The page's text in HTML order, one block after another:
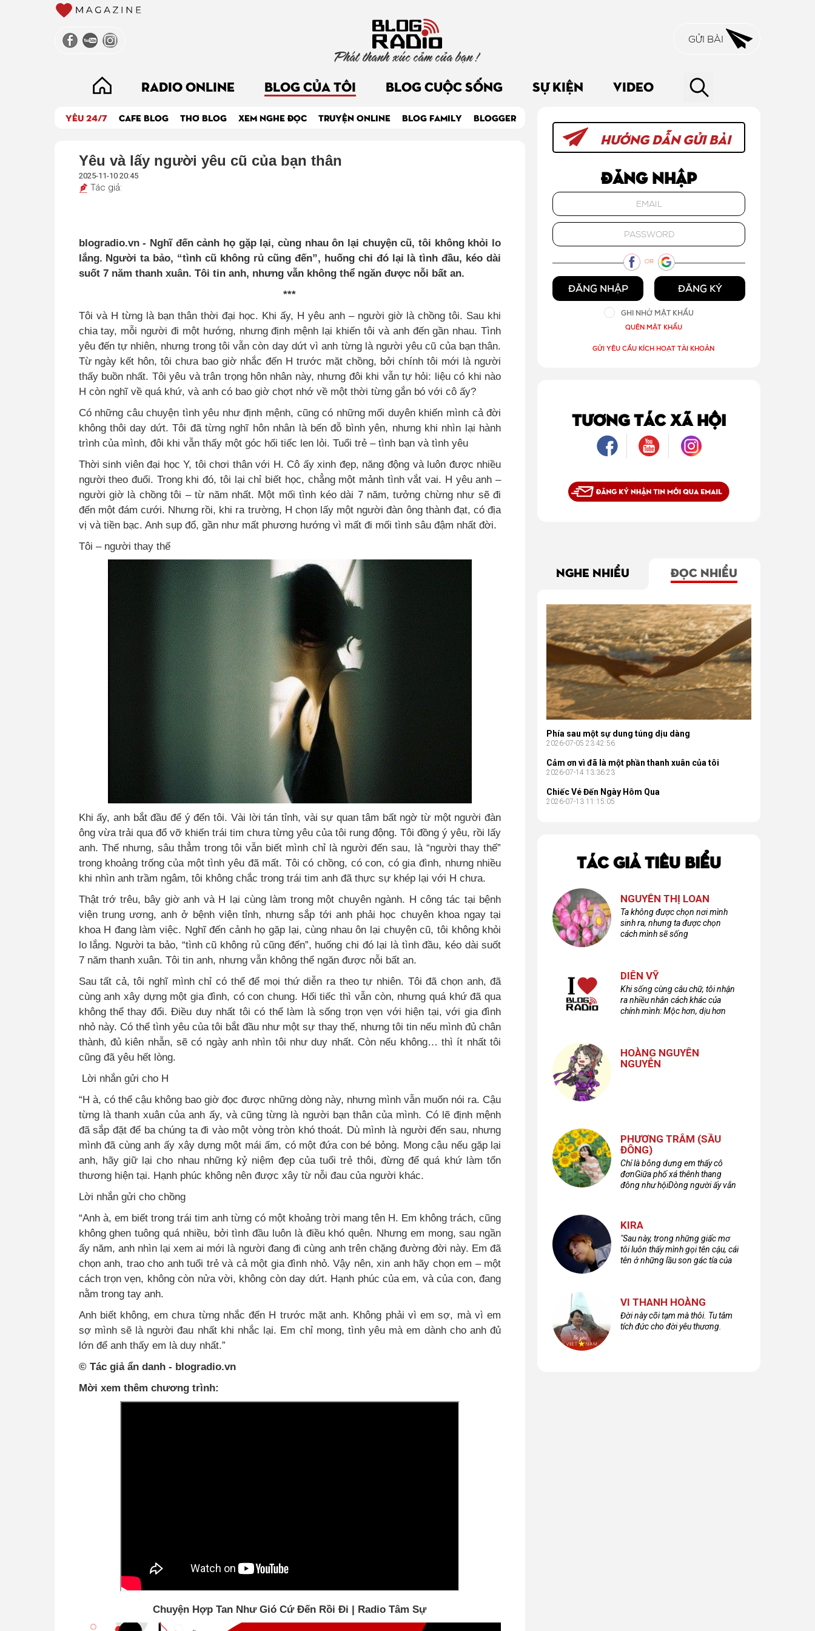
Phát thanh xúc cảm của bạn !
GỬI BÀI
RADIO ONLINE BLOG CỦA TÔI BLOG CUỘC SỐNG SỰ KIỆN VIDEO
YÊU 24/7 CAFE BLOG THƠ BLOG XEM NGHE ĐỌC TRUYỆN ONLINE BLOG FAMILY BLOGGER
Yêu và lấy người yêu cũ của bạn thân
2025-11-10 20:45
Tác giả:
blogradio.vn - Nghĩ đến cảnh họ gặp lại, cùng nhau ôn lại chuyện cũ, tôi không khỏi lo
lắng. Người ta bảo, “tình cũ không rủ cũng đến”, huống chi đó lại là tình đầu, kéo dài
suốt 7 năm thanh xuân. Tôi tin anh, nhưng vẫn không thể ngăn được nỗi bất an.
***
Tôi và H từng là bạn thân thời đại học. Khi ấy, H yêu anh – người giờ là chồng tôi. Sau khi
chia tay, mỗi người đi một hướng, nhưng định mệnh lại khiến tôi và anh đến gần nhau. Tình
yêu đến tự nhiên, nhưng trong tôi vẫn còn day dứt vì anh từng là người yêu cũ của bạn thân.
Từ ngày kết hôn, tôi chưa bao giờ nhắc đến H trước mặt chồng, bởi chính tôi mới là người
thấy buồn nhất. Tôi yêu và trân trọng hôn nhân này, nhưng đôi khi vẫn tự hỏi: liệu có khi nào
H còn nghĩ về quá khứ, và anh có bao giờ chợt nhớ về một thời từng gắn bó với cô ấy?
Có những câu chuyện tình yêu như định mệnh, cũng có những mối duyên khiến mình cả đời
không thôi day dứt. Tôi đã từng nghĩ hôn nhân là bến đỗ bình yên, nhưng khi nhìn lại hành
trình của mình, đôi khi vẫn thấy một góc hối tiếc len lỏi. Tuổi trẻ – tình bạn và tình yêu
Thời sinh viên đại học Y, tôi chơi thân với H. Cô ấy xinh đẹp, năng động và luôn được nhiều
người theo đuổi. Trong khi đó, tôi lại chỉ biết học, chẳng một mảnh tình vắt vai. H yêu anh –
người giờ là chồng tôi – từ năm nhất. Một mối tình kéo dài 7 năm, tưởng chừng như sẽ đi
đến một đám cưới. Nhưng rồi, khi ra trường, H chọn lấy một người đàn ông thành đạt, có địa
vị và tiền bạc. Anh sụp đổ, gần như mất phương hướng vì mất đi mối tình sâu đậm nhất đời.
Tôi – người thay thế
Khi ấy, anh bắt đầu để ý đến tôi. Vài lời tán tỉnh, vài sự quan tâm bất ngờ từ một người đàn
ông vừa trải qua đổ vỡ khiến trái tim chưa từng yêu của tôi rung động. Tôi đồng ý yêu, rồi lấy
anh. Thế nhưng, sâu thẳm trong tôi vẫn biết mình chỉ là người đến sau, là “người thay thế”
trong khoảng trống của một tình yêu đã mất. Tôi có chồng, có con, có gia đình, nhưng nhiều
khi nhìn anh trầm ngâm, tôi không chắc trong trái tim anh đã thực sự khép lại với H chưa.
Thật trớ trêu, bây giờ anh và H lại cùng làm trong một chuyên ngành. H công tác tại bệnh
viện trung ương, anh ở bệnh viện tỉnh, nhưng sắp tới anh phải học chuyên khoa ngay tại
khoa H đang làm việc. Nghĩ đến cảnh họ gặp lại, cùng nhau ôn lại chuyện cũ, tôi không khỏi
lo lắng. Người ta bảo, “tình cũ không rủ cũng đến”, huống chi đó lại là tình đầu, kéo dài suốt
7 năm thanh xuân. Tôi tin anh, nhưng vẫn không thể ngăn được nỗi bất an.
Sau tất cả, tôi nghĩ mình chỉ có thể để mọi thứ diễn ra theo tự nhiên. Tôi đã chọn anh, đã
cùng anh xây dựng một gia đình, có con chung. Hối tiếc thì vẫn còn, nhưng quá khứ đã qua
không thể thay đổi. Điều duy nhất tôi có thể làm là sống trọn vẹn với hiện tại, với gia đình
nhỏ này. Có thể tình yêu của tôi bắt đầu như một sự thay thế, nhưng tôi tin nếu mình đủ chân
thành, đủ kiên nhẫn, sẽ có ngày anh nhìn tôi như duy nhất. Còn nếu không… thì ít nhất tôi
cũng đã yêu hết lòng.
Lời nhắn gửi cho H
“H à, có thể cậu không bao giờ đọc được những dòng này, nhưng mình vẫn muốn nói ra. Cậu
từng là thanh xuân của anh ấy, và cũng từng là người bạn thân của mình. Có lẽ định mệnh
đã sắp đặt để ba chúng ta đi vào một vòng tròn khó thoát. Dù mình là người đến sau, nhưng
mình đã cùng anh ấy xây dựng một mái ấm, có một đứa con bé bỏng. Mong cậu nếu gặp lại
anh, hãy giữ lại cho nhau những kỷ niệm đẹp của tuổi trẻ thôi, đừng để quá khứ làm tổn
thương hiện tại. Hạnh phúc không nên được xây từ nỗi đau của người khác.
Lời nhắn gửi cho chồng
“Anh à, em biết trong trái tim anh từng có một khoảng trời mang tên H. Em không trách, cũng
không ghen tuông quá nhiều, bởi tình đầu luôn là điều khó quên. Nhưng em mong, sau ngần
ấy năm, anh nhìn lại xem ai mới là người đang đi cùng anh trên chặng đường đời này. Em đã
chọn anh, trao cho anh tuổi trẻ và cả một gia đình nhỏ. Vậy nên, xin anh hãy chọn em – một
cách trọn vẹn, không còn nửa vời, không còn day dứt. Hạnh phúc của em, và của con, đang
nằm trong tay anh.
Anh biết không, em chưa từng nhắc đến H trước mặt anh. Không phải vì em sợ, mà vì em
sợ mình sẽ là người đau nhất khi nhắc lại. Em chỉ mong, tình yêu mà em dành cho anh đủ
lớn để anh thấy em là duy nhất.”
© Tác giả ẩn danh - blogradio.vn
Mời xem thêm chương trình:
Chuyện Hợp Tan Như Gió Cứ Đến Rồi Đi | Radio Tâm Sự
HƯỚNG DẪN GỬI BÀI
Đăng nhập
OR
ĐĂNG NHẬP ĐĂNG KÝ
GHI NHỚ MẬT KHẨU
QUÊN MẬT KHẨU
GỬI YÊU CẦU KÍCH HOẠT TÀI KHOẢN
TƯƠNG TÁC XÃ HỘI
NGHE NHIỀU ĐỌC NHIỀU
Phía sau một sự dung túng dịu dàng
2026-07-05 23:42:56
Cảm ơn vì đã là một phần thanh xuân của tôi
2026-07-14 13:36:23
Chiếc Vé Đến Ngày Hôm Qua
2026-07-13 11:15:05
TÁC GIẢ TIÊU BIỂU
NGUYỄN THỊ LOAN
Ta không được chọn nơi mình
sinh ra, nhưng ta được chọn
cách mình sẽ sống
DIÊN VỸ
Khi sống cùng câu chữ, tôi nhận
ra nhiều nhân cách khác của
chính mình: Mộc hơn, dịu hơn
HOÀNG NGUYÊN
NGUYỄN
PHƯƠNG TRÂM (SẦU
ĐÔNG)
Chỉ là bỗng dưng em thấy cô
đơnGiữa phố xá thênh thang
đông như hộiDòng người ấy vẫn
KIRA
"Sau này, trong những giấc mơ
tôi luôn thấy mình gọi tên cậu, cái
tên ở những lầu son gác tía của
VI THANH HOÀNG
Đời này cõi tạm mà thôi. Tu tâm
tích đức cho đời yêu thương.